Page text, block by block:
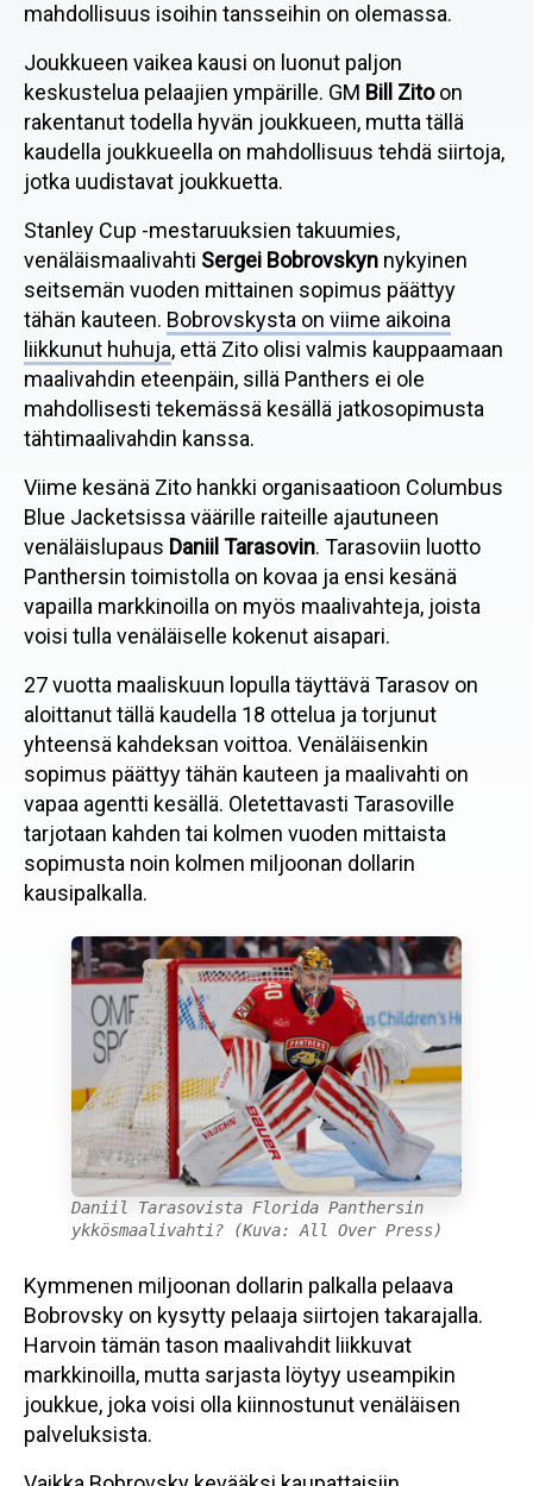
mahdollisuus isoihin tansseihin on olemassa.
Joukkueen vaikea kausi on luonut paljon
keskustelua pelaajien ympärille. GM Bill Zitoon
rakentanut todella hyvän joukkueen, mutta tällä
kaudella joukkueella on mahdollisuus tehdä siirtoja,
jotka uudistavat joukkuetta.
Stanley Cup -mestaruuksien takuumies,
venäläismaalivahti Sergei Bobrovskyn nykyinen
seitsemän vuoden mittainen sopimus päättyy
tähän kauteen. Bobrovskysta on viime aikoina
liikkunut huhuja, että Zito olisi valmis kauppaamaan
maalivahdin eteenpäin, sillä Panthers ei ole
mahdollisesti tekemässä kesällä jatkosopimusta
tähtimaalivahdin kanssa.
Viime kesänä Zito hankki organisaatioon Columbus
Blue Jacketsissa väärille raiteille ajautuneen
venäläislupaus Daniil Tarasovin. Tarasoviin luotto
Panthersin toimistolla on kovaa ja ensi kesänä
vapailla markkinoilla on myös maalivahteja, joista
voisi tulla venäläiselle kokenut aisapari.
27 vuotta maaliskuun lopulla täyttävä Tarasov on
aloittanut tällä kaudella 18 ottelua ja torjunut
yhteensä kahdeksan voittoa. Venäläisenkin
sopimus päättyy tähän kauteen ja maalivahti on
vapaa agentti kesällä. Oletettavasti Tarasoville
tarjotaan kahden tai kolmen vuoden mittaista
sopimusta noin kolmen miljoonan dollarin
kausipalkalla.
Daniil Tarasovista Florida Panthersin
ykkösmaalivahti? (Kuva: All Over Press)
Kymmenen miljoonan dollarin palkalla pelaava
Bobrovsky on kysytty pelaaja siirtojen takarajalla.
Harvoin tämän tason maalivahdit liikkuvat
markkinoilla, mutta sarjasta löytyy useampikin
joukkue, joka voisi olla kiinnostunut venäläisen
palveluksista.